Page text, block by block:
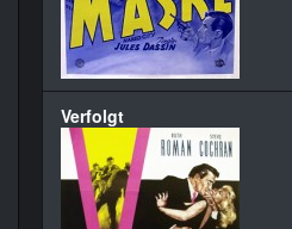
Verfolgt